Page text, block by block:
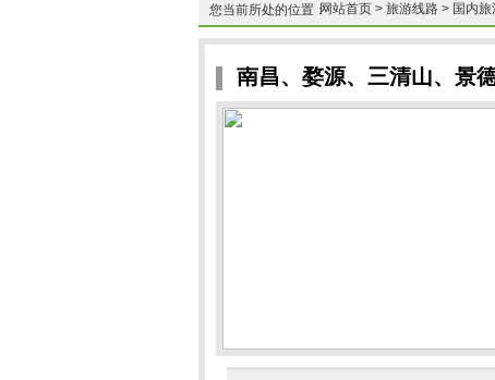
您当前所处的位置：网站首页 > 旅游线路 > 国内旅
南昌、婺源、三清山、景